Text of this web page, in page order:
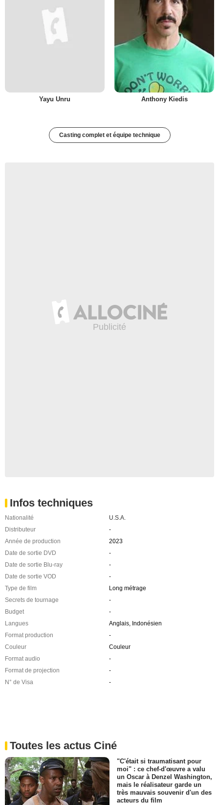
Yayu Unru Anthony Kiedis
Casting complet et équipe technique
Infos techniques
Nationalité
U.S.A.
Distributeur
-
Année de production
2023
Date de sortie DVD
-
Date de sortie Blu-ray
-
Date de sortie VOD
-
Type de film
Long métrage
Secrets de tournage
-
Budget
-
Langues
Anglais, Indonésien
Format production
-
Couleur
Couleur
Format audio
-
Format de projection
-
N° de Visa
-
Toutes les actus Ciné
"C'était si traumatisant pour
moi" : ce chef-d'œuvre a valu
un Oscar à Denzel Washington,
mais le réalisateur garde un
très mauvais souvenir d'un des
acteurs du film